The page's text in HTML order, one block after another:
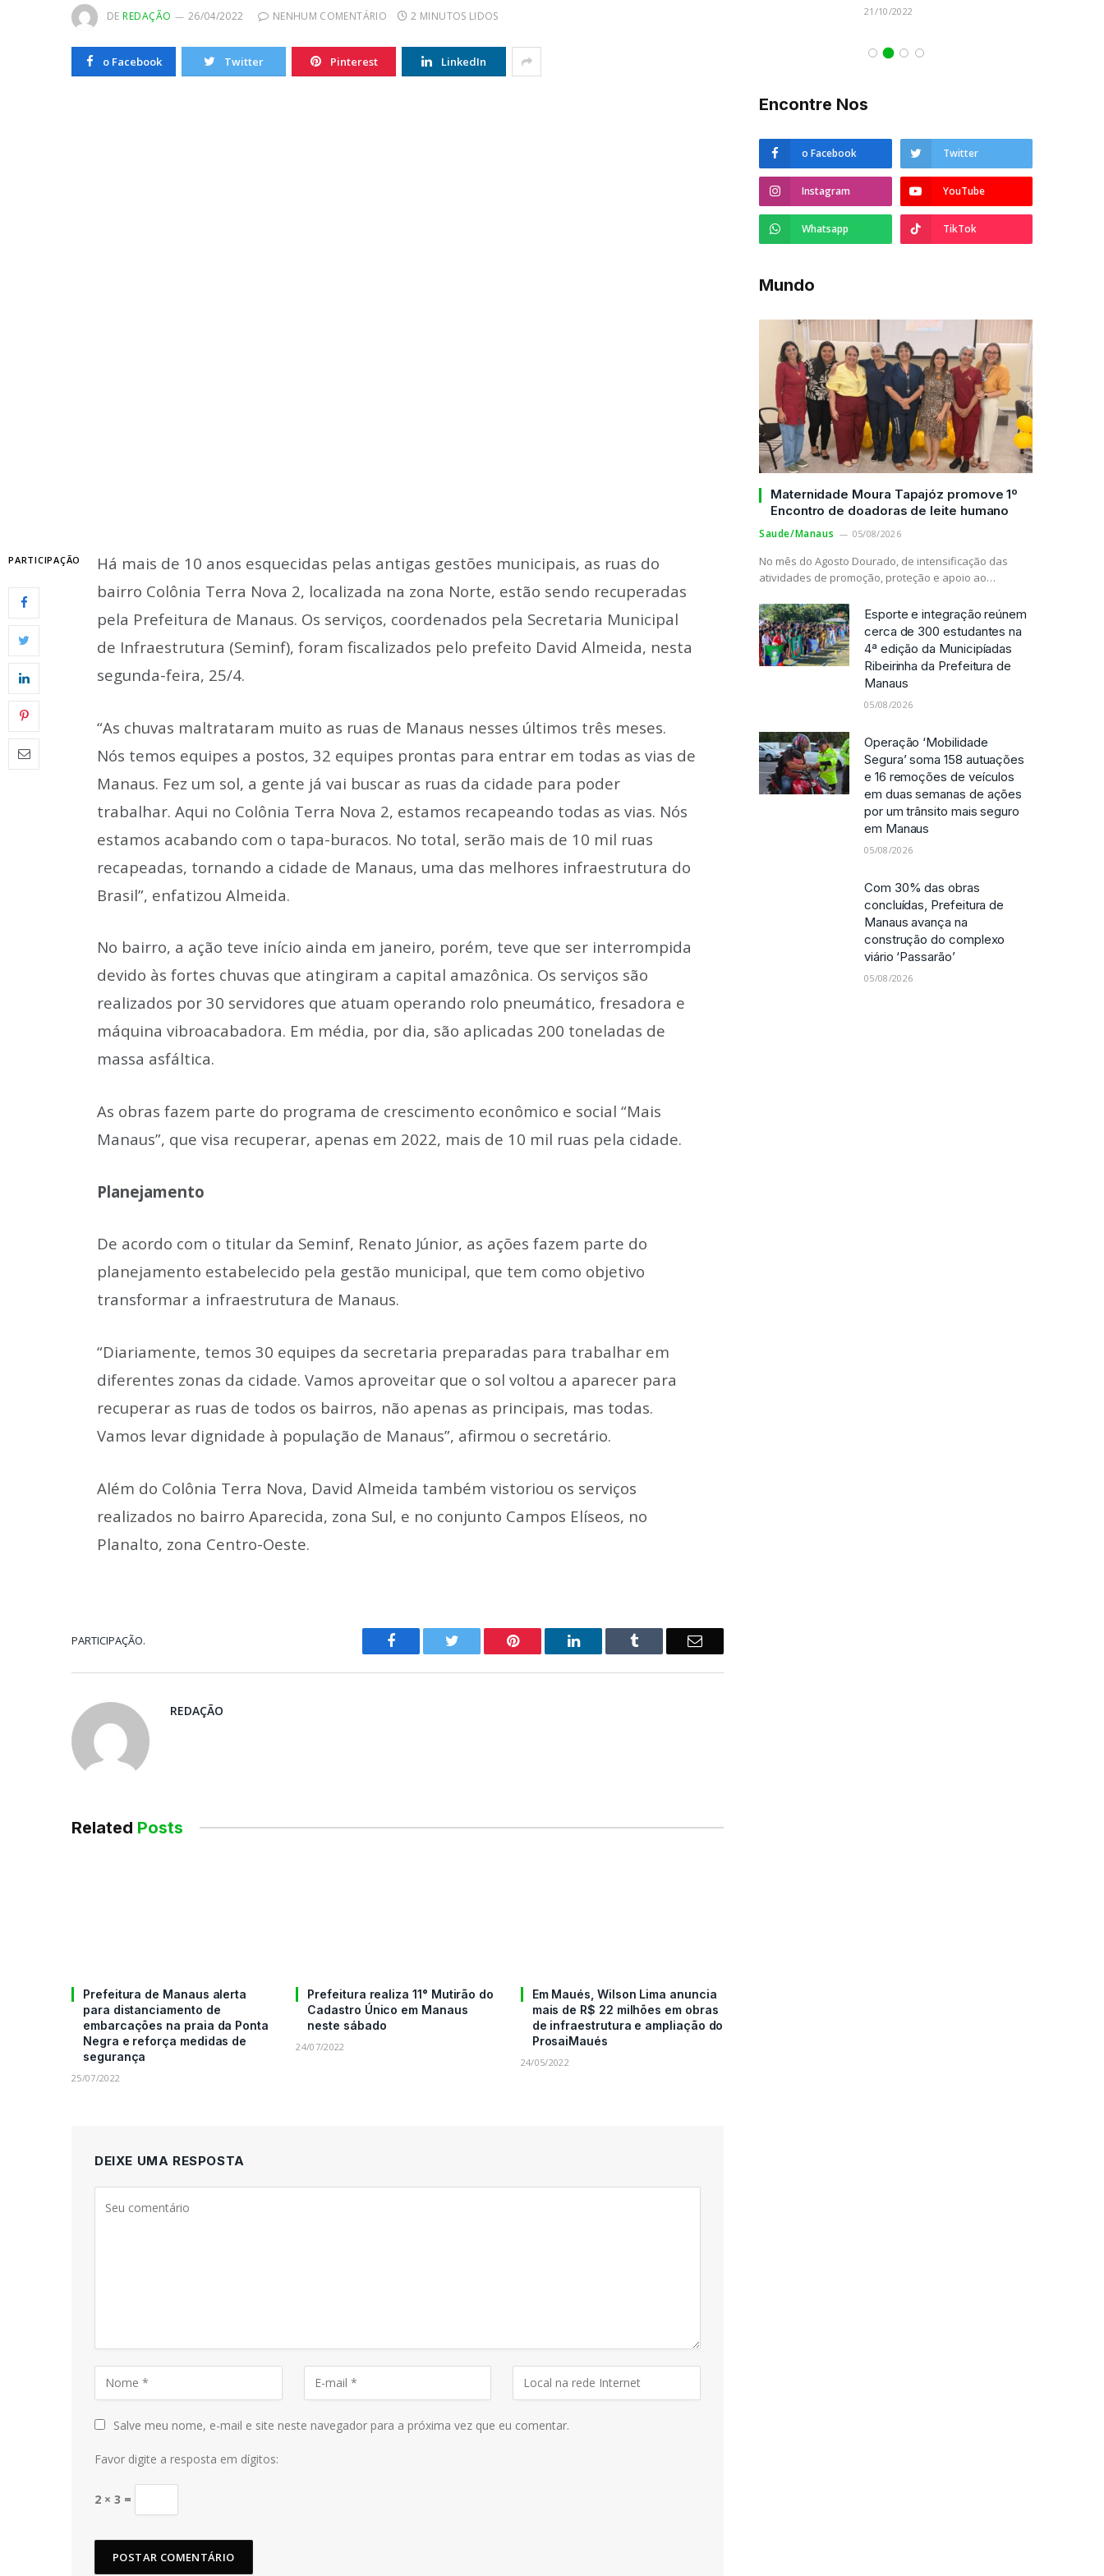
DE REDAÇÃO 26/04/2022 NENHUM COMENTÁRIO 2 MINUTOS LIDOS
o Facebook Twitter Pinterest LinkedIn
PARTICIPAÇÃO
Há mais de 10 anos esquecidas pelas antigas gestões municipais, as ruas do
bairro Colônia Terra Nova 2, localizada na zona Norte, estão sendo recuperadas
pela Prefeitura de Manaus. Os serviços, coordenados pela Secretaria Municipal
de Infraestrutura (Seminf), foram fiscalizados pelo prefeito David Almeida, nesta
segunda-feira, 25/4.
“As chuvas maltrataram muito as ruas de Manaus nesses últimos três meses.
Nós temos equipes a postos, 32 equipes prontas para entrar em todas as vias de
Manaus. Fez um sol, a gente já vai buscar as ruas da cidade para poder
trabalhar. Aqui no Colônia Terra Nova 2, estamos recapeando todas as vias. Nós
estamos acabando com o tapa-buracos. No total, serão mais de 10 mil ruas
recapeadas, tornando a cidade de Manaus, uma das melhores infraestrutura do
Brasil”, enfatizou Almeida.
No bairro, a ação teve início ainda em janeiro, porém, teve que ser interrompida
devido às fortes chuvas que atingiram a capital amazônica. Os serviços são
realizados por 30 servidores que atuam operando rolo pneumático, fresadora e
máquina vibroacabadora. Em média, por dia, são aplicadas 200 toneladas de
massa asfáltica.
As obras fazem parte do programa de crescimento econômico e social “Mais
Manaus”, que visa recuperar, apenas em 2022, mais de 10 mil ruas pela cidade.
Planejamento
De acordo com o titular da Seminf, Renato Júnior, as ações fazem parte do
planejamento estabelecido pela gestão municipal, que tem como objetivo
transformar a infraestrutura de Manaus.
“Diariamente, temos 30 equipes da secretaria preparadas para trabalhar em
diferentes zonas da cidade. Vamos aproveitar que o sol voltou a aparecer para
recuperar as ruas de todos os bairros, não apenas as principais, mas todas.
Vamos levar dignidade à população de Manaus”, afirmou o secretário.
Além do Colônia Terra Nova, David Almeida também vistoriou os serviços
realizados no bairro Aparecida, zona Sul, e no conjunto Campos Elíseos, no
Planalto, zona Centro-Oeste.
PARTICIPAÇÃO.
o
Twitter Pinterest LinkedIn Tumblr
E-
REDAÇÃO
Related Posts
Prefeitura de Manaus alerta
para distanciamento de
embarcações na praia da Ponta
Negra e reforça medidas de
segurança
25/07/2022
Prefeitura realiza 11° Mutirão do
Cadastro Único em Manaus
neste sábado
24/07/2022
Em Maués, Wilson Lima anuncia
mais de R$ 22 milhões em obras
de infraestrutura e ampliação do
ProsaiMaués
24/05/2022
DEIXE UMA RESPOSTA
Salve meu nome, e-mail e site neste navegador para a próxima vez que eu comentar.
Favor digite a resposta em dígitos:
2 × 3 =
20/10/2022 21/10/2022
Encontre Nos
o Facebook Twitter
Instagram YouTube
Whatsapp TikTok
Mundo
Maternidade Moura Tapajóz promove 1º
Encontro de doadoras de leite humano
Saude/Manaus 05/08/2026
No mês do Agosto Dourado, de intensificação das
atividades de promoção, proteção e apoio ao…
Esporte e integração reúnem
cerca de 300 estudantes na
4ª edição da Municipíadas
Ribeirinha da Prefeitura de
Manaus
05/08/2026
Operação ‘Mobilidade
Segura’ soma 158 autuações
e 16 remoções de veículos
em duas semanas de ações
por um trânsito mais seguro
em Manaus
05/08/2026
Com 30% das obras
concluídas, Prefeitura de
Manaus avança na
construção do complexo
viário ‘Passarão’
05/08/2026